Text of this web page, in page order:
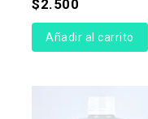
$2.500
Añadir al carrito